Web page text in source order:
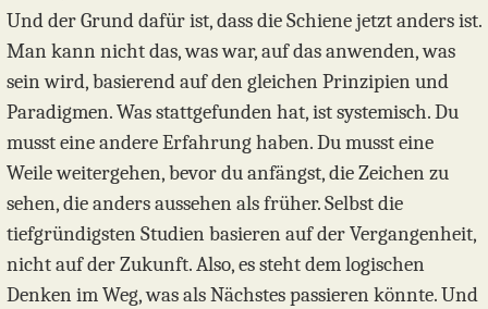
Und der Grund dafür ist, dass die Schiene jetzt anders ist.
Man kann nicht das, was war, auf das anwenden, was
sein wird, basierend auf den gleichen Prinzipien und
Paradigmen. Was stattgefunden hat, ist systemisch. Du
musst eine andere Erfahrung haben. Du musst eine
Weile weitergehen, bevor du anfängst, die Zeichen zu
sehen, die anders aussehen als früher. Selbst die
tiefgründigsten Studien basieren auf der Vergangenheit,
nicht auf der Zukunft. Also, es steht dem logischen
Denken im Weg, was als Nächstes passieren könnte. Und